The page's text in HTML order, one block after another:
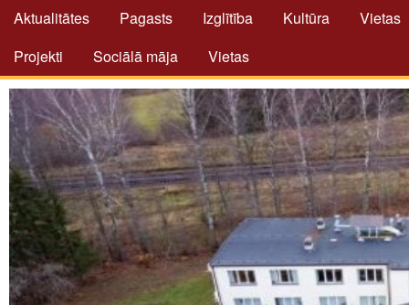
Aktualitātes Pagasts Izglītība Kultūra
Vietas
Projekti
Sociālā māja Vietas